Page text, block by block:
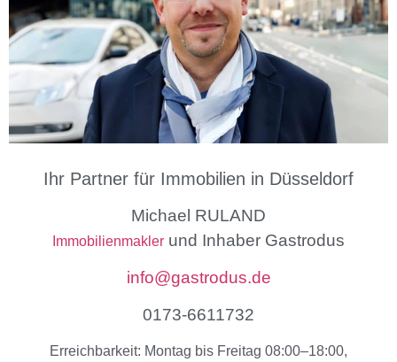
Ihr Partner für Immobilien in Düsseldorf
Michael RULAND
Immobilienmakler und Inhaber Gastrodus
info@gastrodus.de
0173-6611732
Erreichbarkeit: Montag bis Freitag 08:00–18:00,